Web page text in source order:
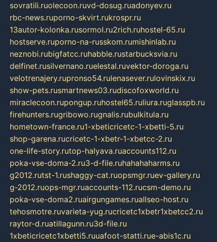
sovratili.ruolecoon.ruvd-dosug.ruadonyev.ru
rbc-news.ruporno-skvirt.rukrospr.ru
13autor-kolonka.rusormol.ru2rich.ruhostel-65.ru
hostserve.ruporno-na-russkom.rumishinlab.ru
neznobi.rubigfatcc.ruhabble.rustarbucksvia.ru
delfinet.rusilvernano.ruelestal.ruvektor-doroga.ru
velotrenajery.rupronso54.rulenasever.rulovinskix.ru
show-pets.rusmartnews03.rudiscofoxworld.ru
miraclecoon.rupongup.ruhostel65.ruliura.ruglasspb.ru
firehunters.rugribowo.rugnalis.rubulkitula.ru
hometown-france.ru1-xbeticricetc-1-xbetti-5.ru
shop-garena.rucricetc-1-xbetr-1-xbetcc-2.ru
one-life-story.rutop-halyava.ruaccounts112.ru
poka-vse-doma-2.ru3-d-file.ruhahahaharms.ru
g2012.rutst-1.rushaggy-cat.ruopsmgr.ruev-gallery.ru
g-2012.ruops-mgr.ruaccounts-112.rucsm-demo.ru
poka-vse-doma2.ruairgungames.ruallseo-host.ru
tehosmotre.ruvarieta-yug.rucricetc1xbetr1xbetcc2.ru
raytor-d.ruatillagunn.ru3d-file.ru
1xbeticricetc1xbetti5.ruuafoot-statti.rue-abis1c.ru